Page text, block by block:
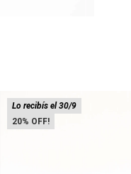
20
Lo recibís el 30/9